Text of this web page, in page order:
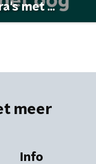
met ...
meer
Info